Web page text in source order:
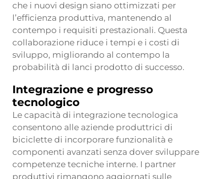
che i nuovi design siano ottimizzati per
l’efficienza produttiva, mantenendo al
contempo i requisiti prestazionali. Questa
collaborazione riduce i tempi e i costi di
sviluppo, migliorando al contempo la
probabilità di lanci prodotto di successo.
Integrazione e progresso
tecnologico
Le capacità di integrazione tecnologica
consentono alle aziende produttrici di
biciclette di incorporare funzionalità e
componenti avanzati senza dover sviluppare
competenze tecniche interne. I partner
produttivi rimangono aggiornati sulle